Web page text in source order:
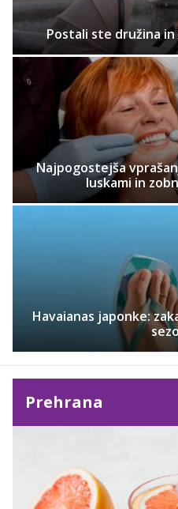
Postali ste družina
Najpogostejša
luskami in
Havaianas japonke:
Prehrana